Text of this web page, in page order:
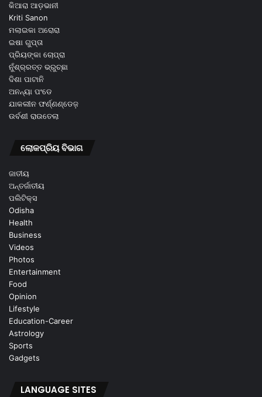
କିଆରା ଆଡ଼ଭାନୀ
Kriti Sanon
ମଲାଇକା ଅରୋରା
ଇଷା ଗୁପ୍ତା
ପ୍ରିୟଙ୍କା ଚୋପ୍ରା
ନୁଁଶ୍ର୍ରତ୍ତ ଭ୍ରୁଚ୍ଛା
ଦିଶା ପାଟାନି
ଅନନ୍ୟା ପଂଡେ
ଯାକଲୀନ ଫର୍ଣ୍ଣଣ୍ଡେଜ଼
ଉର୍ବଶୀ ରାଉତେଲା
ଲୋକପ୍ରିୟ ବିଭାଗ
ଜାତୀୟ
ଅନ୍ତର୍ଜାତୀୟ
ପଲିଟିକ୍ସ
Odisha
Health
Business
Videos
Photos
Entertainment
Food
Opinion
Lifestyle
Education-Career
Astrology
Sports
Gadgets
LANGUAGE SITES